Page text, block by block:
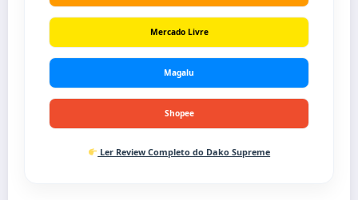
Mercado Livre
Magalu
Shopee
Ler Review Completo do Dako Supreme